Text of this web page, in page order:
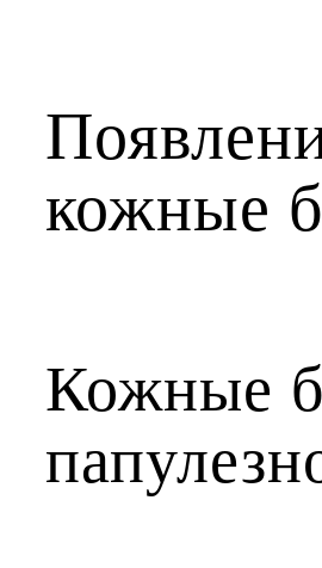
кожные
Кожные